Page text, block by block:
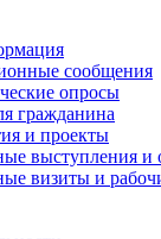
сообщения
опросы
гражданина
и проекты
выступления и
визиты и